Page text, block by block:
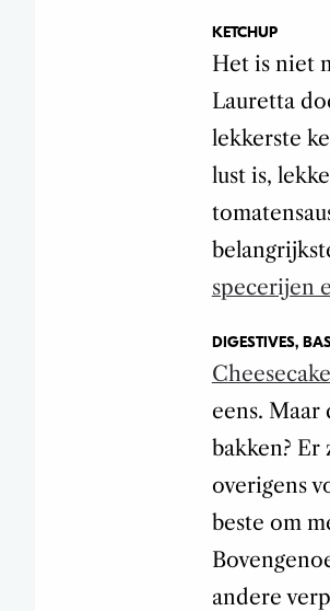
KETCHUP
Het is niet
Lauretta
lekkerste
lust is,
specerijen
DIGESTIVES,
Cheesecake
eens.
bakken?
overigens
beste om
andere